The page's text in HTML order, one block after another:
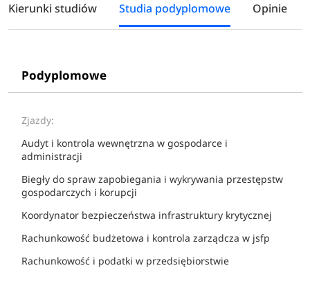
Kierunki studiów Studia podyplomowe Opinie
Podyplomowe
Zjazdy:
Audyt i kontrola wewnętrzna w gospodarce i
administracji
Biegły do spraw zapobiegania i wykrywania przestępstw
gospodarczych i korupcji
Koordynator bezpieczeństwa infrastruktury krytycznej
Rachunkowość budżetowa i kontrola zarządcza w jsfp
Rachunkowość i podatki w przedsiębiorstwie